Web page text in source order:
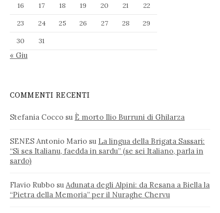
16
17 18 19 20 21
22
23
24 25 26 27 28
29
30
31
« Giu
COMMENTI RECENTI
Stefania Cocco su È morto Ilio Burruni di Ghilarza
SENES Antonio Mario su La lingua della Brigata Sassari:
“Si ses Italianu, faedda in sardu” (se sei Italiano, parla in
sardo)
Flavio Rubbo su Adunata degli Alpini: da Resana a Biella la
“Pietra della Memoria” per il Nuraghe Chervu